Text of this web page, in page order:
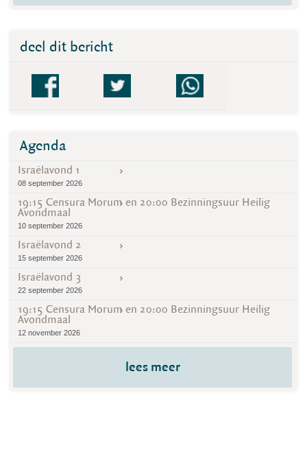
deel dit bericht
Agenda
Israëlavond 1
08 september 2026
19:15 Censura Morum en 20:00 Bezinningsuur Heilig
Avondmaal
10 september 2026
Israëlavond 2
15 september 2026
Israëlavond 3
22 september 2026
19:15 Censura Morum en 20:00 Bezinningsuur Heilig
Avondmaal
12 november 2026
lees meer